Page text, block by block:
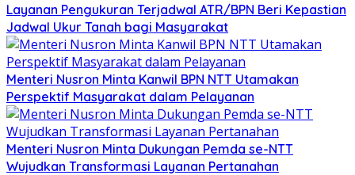
Layanan Pengukuran Terjadwal ATR/BPN Beri Kepastian
Jadwal Ukur Tanah bagi Masyarakat
Menteri Nusron Minta Kanwil BPN NTT Utamakan
Perspektif Masyarakat dalam Pelayanan
Menteri Nusron Minta Dukungan Pemda se-NTT
Wujudkan Transformasi Layanan Pertanahan